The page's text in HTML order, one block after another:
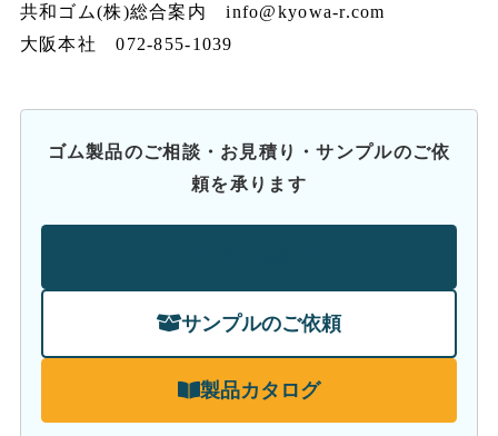
共和ゴム(株)総合案内 info@kyowa-r.com
大阪本社 072-855-1039
ゴム製品のご相談・お見積り・サンプルのご依
頼を承ります
サンプルのご依頼
製品カタログ